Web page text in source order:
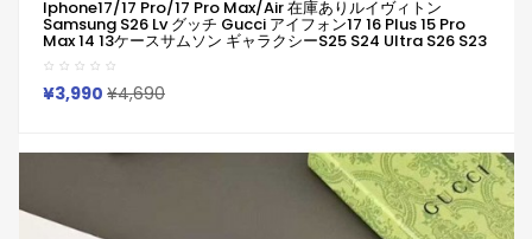
Iphone17/17 Pro/17 Pro Max/air 在庫ありルイヴィトン
Samsung S26 Lv グッチ Gucci アイフォン17 16 Plus 15 Pro
Max 14 13ケースサムソン ギャラクシーs25 S24 Ultra S26 S23
Ultra S22 S21 Note20ケース ルイヴィトン Lv グッチ Gucci ブ
ランド レディース男性女性
¥3,990 ¥4,690